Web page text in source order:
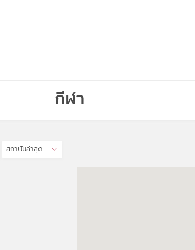
กีฬา
สถาบันล่าสุด